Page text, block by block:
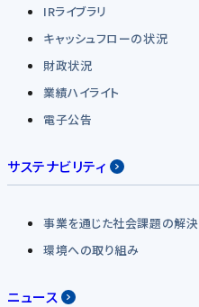
IRライブラリ
キャッシュフローの状況
財政状況
業績ハイライト
電子公告
サステナビリティ
事業を通じた社会課題の解決
環境への取り組み
ニュース